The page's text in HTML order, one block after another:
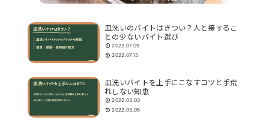
皿洗いのバイトはきつい？人と接するこ
との少ないバイト選び
2022.07.09
2022.07.15
皿洗いバイトを上手にこなすコツと手荒
れしない知恵
2022.03.03
2022.03.05